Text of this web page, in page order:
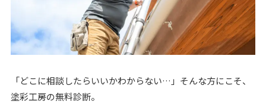
「どこに相談したらいいかわからない…」そんな方にこそ、
塗彩工房の無料診断。